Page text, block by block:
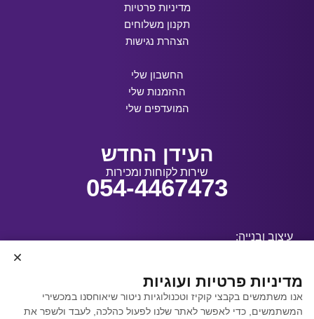
מדיניות פרטיות
תקנון משלוחים
הצהרת נגישות
החשבון שלי
ההזמנות שלי
המועדפים שלי
העידן החדש
שירות לקוחות ומכירות
054-4467473
עיצוב ובנייה:
קידום אתרים באמצעות
מדיניות פרטיות ועוגיות
אנו משתמשים בקבצי קוקיז וטכנולוגיות ניטור שיאוחסנו במכשירי
המשתמשים, כדי לאפשר לאתר שלנו לפעול כהלכה, לעבד ולשפר את